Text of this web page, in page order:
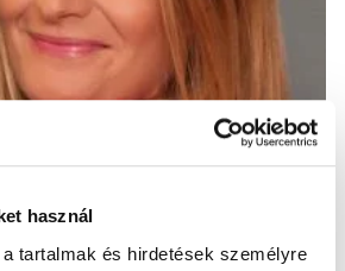
használ
tartalmak és hirdetések személyre